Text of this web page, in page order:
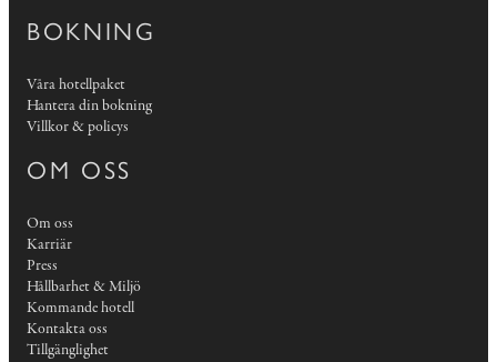
BOKNING
Våra hotellpaket
Hantera din bokning
Villkor & policys
OM OSS
Om oss
Karriär
Press
Hållbarhet & Miljö
Kommande hotell
Kontakta oss
Tillgänglighet